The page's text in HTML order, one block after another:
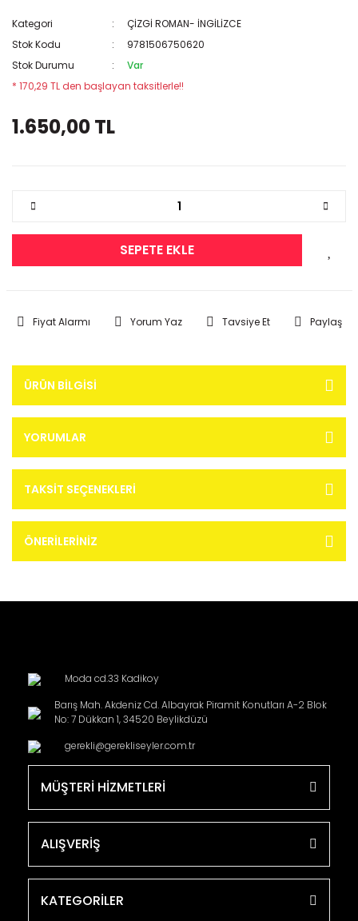
Kategori
ÇİZGİ ROMAN- İNGİLİZCE
Stok Kodu
9781506750620
Stok Durumu
Var
* 170,29 TL den başlayan taksitlerle!!
1.650,00 TL
SEPETE EKLE
Fiyat Alarmı Yorum Yaz Tavsiye Et Paylaş
ÜRÜN BILGISI
YORUMLAR
TAKSIT SEÇENEKLERI
ÖNERILERINIZ
Moda cd.33 Kadikoy
Barış Mah. Akdeniz Cd. Albayrak Piramit Konutları A-2 Blok
No: 7 Dükkan 1, 34520 Beylikdüzü
gerekli@gerekliseyler.com.tr
MÜŞTERİ HİZMETLERİ
ALIŞVERİŞ
KATEGORİLER